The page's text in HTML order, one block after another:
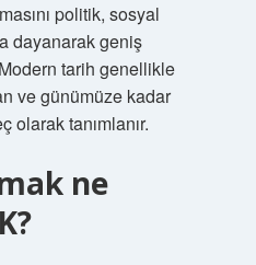
politik, sosyal
dayanarak geniş
tarih genellikle
ve günümüze kadar
olarak tanımlanır.
ne